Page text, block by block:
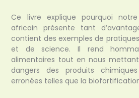
Ce livre explique pourquoi
africain présente tant
contient des exemples de
et de science. Il rend
alimentaires tout en nous
dangers des produits
erronées telles que la